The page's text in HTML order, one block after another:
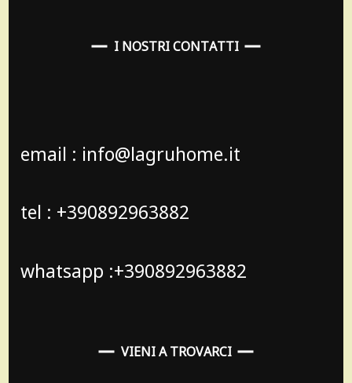
I NOSTRI CONTATTI
email : info@lagruhome.it
tel : +390892963882
whatsapp :+390892963882
VIENI A TROVARCI